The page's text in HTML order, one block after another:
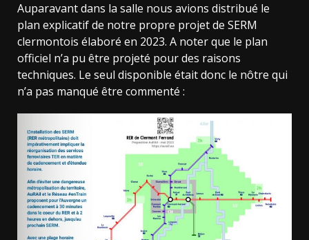
Auparavant dans la salle nous avions distribué le
plan explicatif de notre propre projet de SERM
clermontois élaboré en 2023. A noter que le plan
officiel n’a pu être projeté pour des raisons
techniques. Le seul disponible était donc le nôtre qui
n’a pas manqué être commenté :